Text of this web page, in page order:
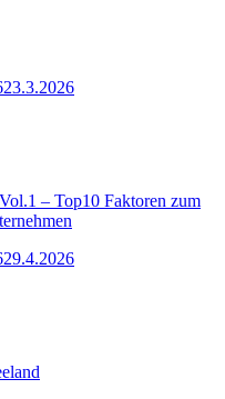
23.3.2026
– Top10 Faktoren zum
29.4.2026